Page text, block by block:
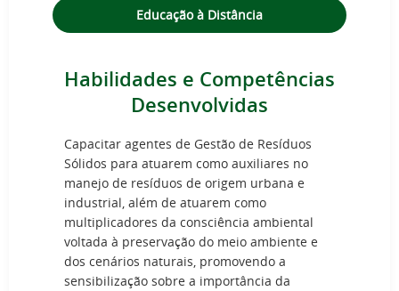
Educação à Distância
Habilidades e Competências
Desenvolvidas
Capacitar agentes de Gestão de Resíduos
Sólidos para atuarem como auxiliares no
manejo de resíduos de origem urbana e
industrial, além de atuarem como
multiplicadores da consciência ambiental
voltada à preservação do meio ambiente e
dos cenários naturais, promovendo a
sensibilização sobre a importância da